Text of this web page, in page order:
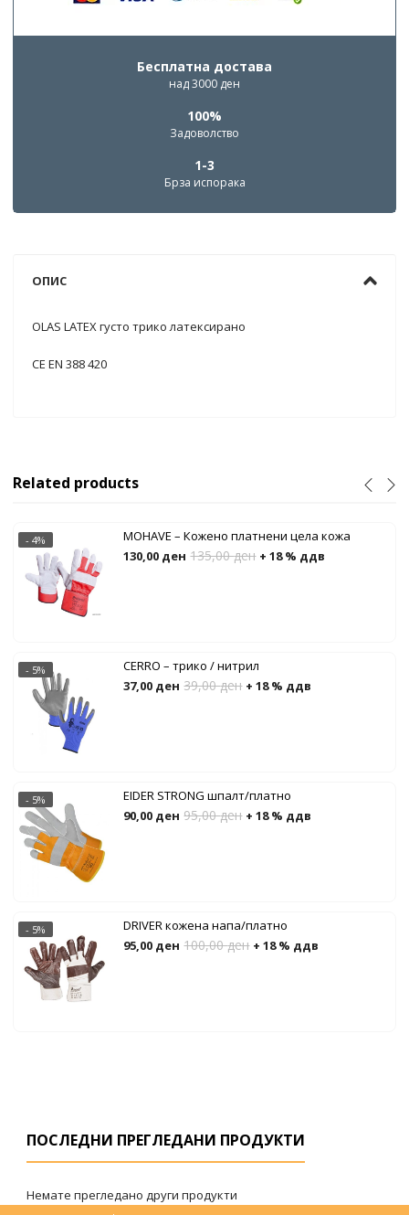
Бесплатна достава
над 3000 ден
100%
Задоволство
1-3
Брза испорака
ОПИС
OLAS LATEX густо трико латексирано
CE EN 388 420
Related products
MOHAVE – Кожено платнени цела кожа
130,00 ден 135,00ден + 18 % ддв
- 4%
CERRO – трико / нитрил
37,00 ден 39,00ден + 18 % ддв
- 5%
EIDER STRONG шпалт/платно
90,00 ден 95,00ден + 18 % ддв
- 5%
DRIVER кожена напа/платно
95,00 ден 100,00ден + 18 % ддв
- 5%
ПОСЛЕДНИ ПРЕГЛЕДАНИ ПРОДУКТИ
Немате прегледано други продукти